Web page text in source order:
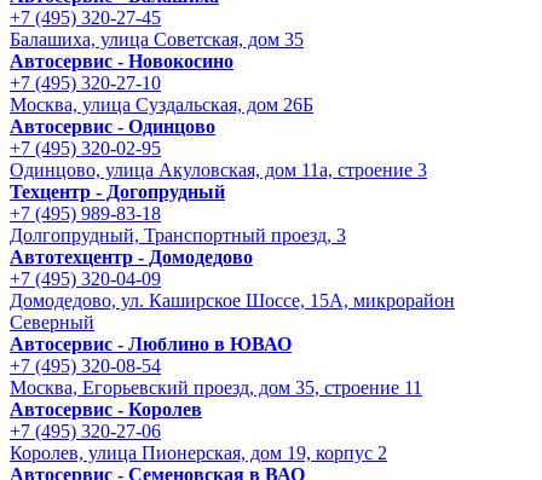
+7 (495) 320-27-45
Балашиха, улица Советская, дом 35
Автосервис - Новокосино
+7 (495) 320-27-10
Москва, улица Суздальская, дом 26Б
Автосервис - Одинцово
+7 (495) 320-02-95
Одинцово, улица Акуловская, дом 11а, строение 3
Техцентр - Догопрудный
+7 (495) 989-83-18
Долгопрудный, Транспортный проезд, 3
Автотехцентр - Домодедово
+7 (495) 320-04-09
Домодедово, ул. Каширское Шоссе, 15А, микрорайон
Северный
Автосервис - Люблино в ЮВАО
+7 (495) 320-08-54
Москва, Егорьевский проезд, дом 35, строение 11
Автосервис - Королев
+7 (495) 320-27-06
Королев, улица Пионерская, дом 19, корпус 2
Автосервис - Семеновская в ВАО